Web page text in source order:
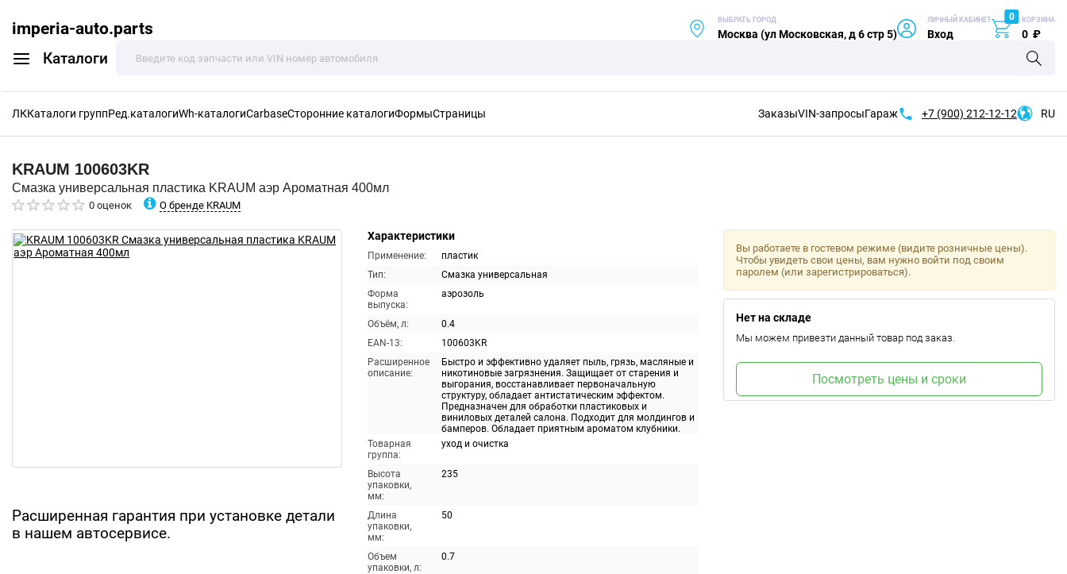
imperia-auto.parts
Каталоги
ВЫБРАТЬ ГОРОД
Москва (ул Московская, д 6 стр 5)
ЛИЧНЫЙ КАБИНЕТ
Вход
0 КОРЗИНА
0 ₽
ЛККаталоги группРед.каталогиWh-каталогиCarbaseСторонние каталогиФормыСтраницы ЗаказыVIN-запросыГараж +7 (900) 212-12-12 RU
KRAUM 100603KR
Смазка универсальная пластика KRAUM аэр Ароматная 400мл
0 оценок О бренде KRAUM
Расширенная гарантия при установке детали
в нашем автосервисе.
Характеристики
Применение:
пластик
Тип:
Смазка универсальная
Форма
выпуска:
аэрозоль
Объём, л:
0.4
EAN-13:
100603KR
Расширенное
описание:
Быстро и эффективно удаляет пыль, грязь, масляные и
никотиновые загрязнения. Защищает от старения и
выгорания, восстанавливает первоначальную
структуру, обладает антистатическим эффектом.
Предназначен для обработки пластиковых и
виниловых деталей салона. Подходит для молдингов и
бамперов. Обладает приятным ароматом клубники.
Товарная
группа:
уход и очистка
Высота
упаковки,
мм:
235
Длина
упаковки,
мм:
50
Объем
упаковки, л:
0.7
Вы работаете в гостевом режиме (видите розничные цены).
Чтобы увидеть свои цены, вам нужно войти под своим
паролем (или зарегистрироваться).
Нет на складе
Мы можем привезти данный товар под заказ.
Посмотреть цены и сроки